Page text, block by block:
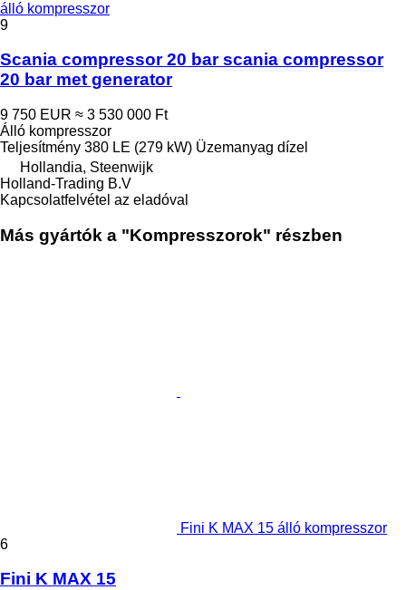
álló kompresszor
9
Scania compressor 20 bar scania compressor
20 bar met generator
9 750 EUR ≈ 3 530 000 Ft
Álló kompresszor
Teljesítmény 380 LE (279 kW) Üzemanyag dízel
Hollandia, Steenwijk
Holland-Trading B.V
Kapcsolatfelvétel az eladóval
Más gyártók a "Kompresszorok" részben
Fini K MAX 15 álló kompresszor
6
Fini K MAX 15